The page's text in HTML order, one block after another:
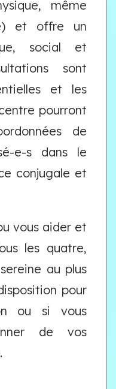
même
et offre un
social et
sont
et les
pourront
de
e-s dans le
conjugale et
vous aider et
les quatre,
au plus
pour
ou si vous
de vos